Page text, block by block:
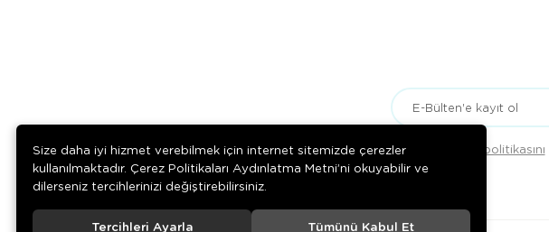
Gizlilik politikasını
Size daha iyi hizmet verebilmek için internet sitemizde çerezler
kullanılmaktadır. Çerez Politikaları Aydınlatma Metni’ni okuyabilir ve
dilerseniz tercihlerinizi değiştirebilirsiniz.
Tercihleri Ayarla Tümünü Kabul Et